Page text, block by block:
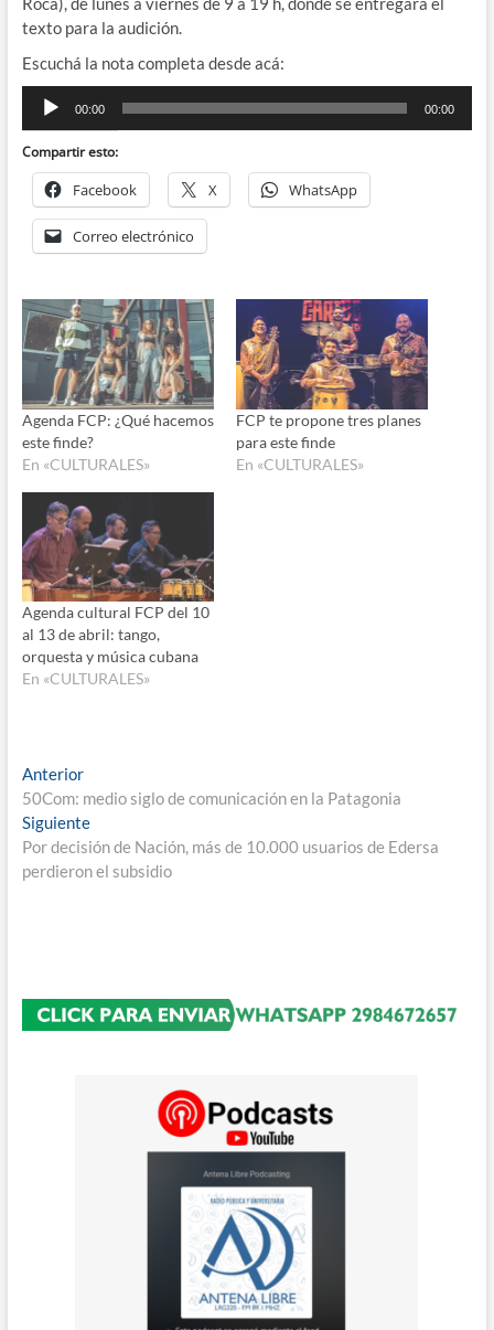
texto para la audición.
Escuchá la nota completa desde acá:
Reproductor
audio
00:00 00:00
Compartir esto:
Facebook X WhatsApp
Correo electrónico
Agenda FCP: ¿Qué hacemos
este finde?
En «CULTURALES»
FCP te propone tres planes
para este finde
En «CULTURALES»
Agenda cultural FCP del 10
al 13 de abril: tango,
orquesta y música cubana
En «CULTURALES»
Navegación
de
entradas
AnteriorEntrada
anterior:
50Com: medio siglo de comunicación en la Patagonia
SiguienteEntrada
siguiente:
Por decisión de Nación, más de 10.000 usuarios de Edersa
perdieron el subsidio